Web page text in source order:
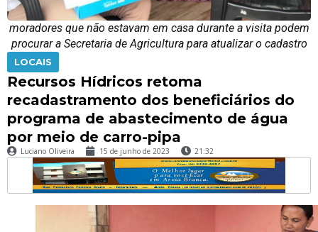
moradores que não estavam em casa durante a visita podem
procurar a Secretaria de Agricultura para atualizar o cadastro
LOCAIS
Recursos Hídricos retoma
recadastramento dos beneficiários do
programa de abastecimento de água
por meio de carro-pipa
Luciano Oliveira 15 de junho de 2023 21:32